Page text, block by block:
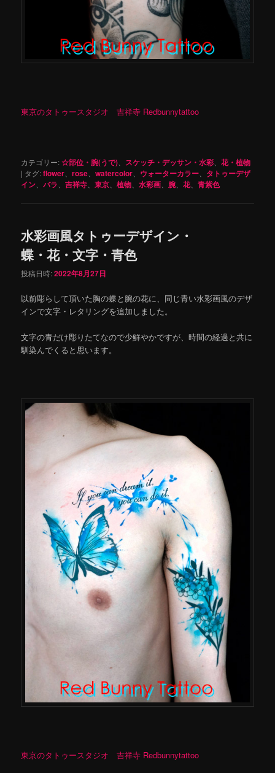
東京のタトゥースタジオ 吉祥寺 Redbunnytattoo
カテゴリー:☆部位・腕(うで)、 スケッチ・デッサン・水彩、花・植物
| タグ:flower、rose、watercolor、 ウォーターカラー、 タトゥーデザ
イン、バラ、吉祥寺、東京、植物、水彩画、腕、花、青紫色
水彩画風タトゥーデザイン・
蝶・花・文字・青色
投稿日時:2022年8月27日
以前彫らして頂いた胸の蝶と腕の花に、同じ青い水彩画風のデザ
インで文字・レタリングを追加しました。
文字の青だけ彫りたてなので少鮮やかですが、時間の経過と共に
馴染んでくると思います。
東京のタトゥースタジオ 吉祥寺 Redbunnytattoo